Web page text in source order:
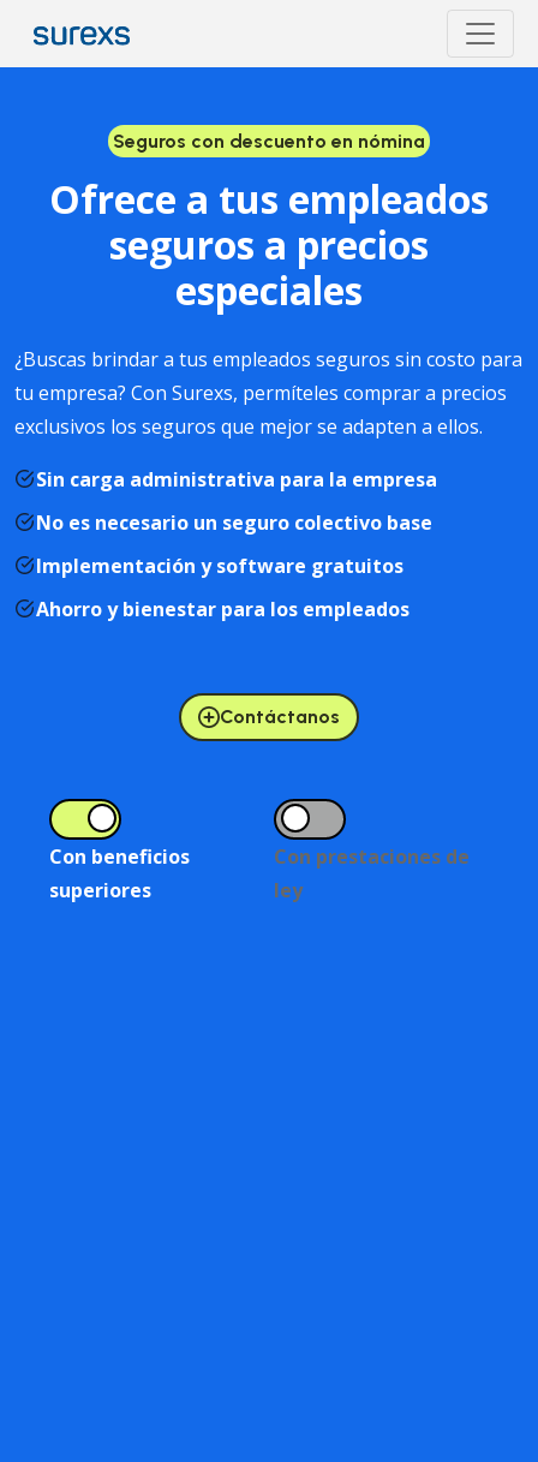
Seguros con descuento en nómina
Ofrece a tus empleados
seguros a precios
especiales
¿Buscas brindar a tus empleados seguros sin costo para
tu empresa? Con Surexs, permíteles comprar a precios
exclusivos los seguros que mejor se adapten a ellos.
Sin carga administrativa para la empresa
No es necesario un seguro colectivo base
Implementación y software gratuitos
Ahorro y bienestar para los empleados
Contáctanos
Con beneficios
superiores
Con prestaciones de
ley